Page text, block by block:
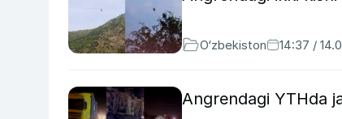
O‘zbekiston 14:37 /
Angrendagi YTHda